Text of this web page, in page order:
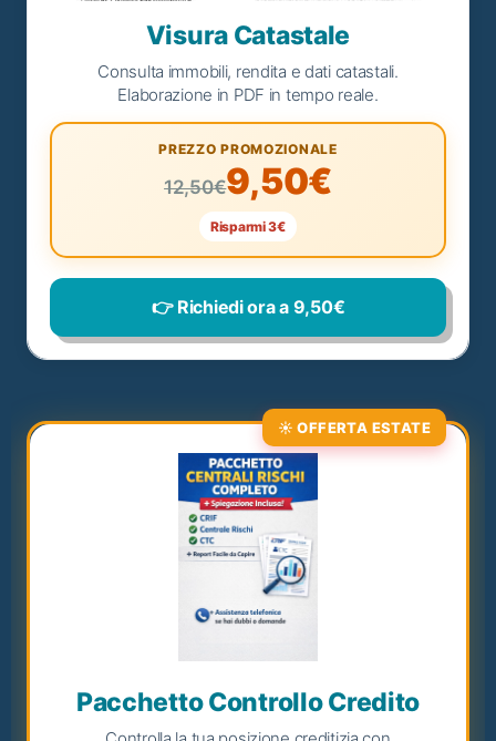
Visura Catastale
Consulta immobili, rendita e dati catastali.
Elaborazione in PDF in tempo reale.
PREZZO PROMOZIONALE
12,50€9,50€
Risparmi 3€
👉 Richiedi ora a 9,50€
☀️ OFFERTA ESTATE
Pacchetto Controllo Credito